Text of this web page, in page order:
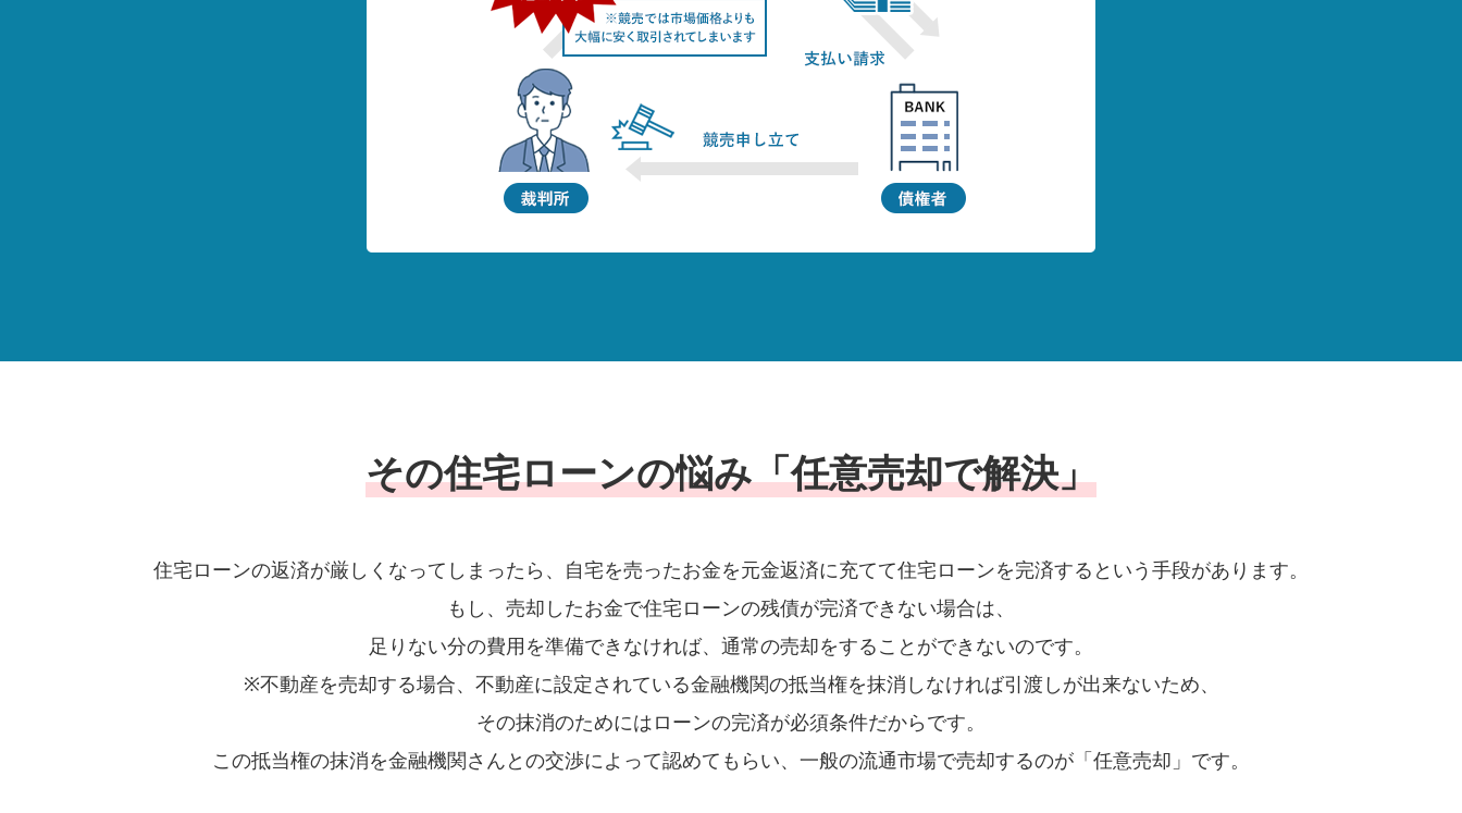
その住宅ローンの悩み「任意売却で解決」
住宅ローンの返済が厳しくなってしまったら、自宅を売ったお金を元金返済に充てて住宅ローンを完済するという手段があります。
もし、売却したお金で住宅ローンの残債が完済できない場合は、
足りない分の費用を準備できなければ、通常の売却をすることができないのです。
※不動産を売却する場合、不動産に設定されている金融機関の抵当権を抹消しなければ引渡しが出来ないため、
その抹消のためにはローンの完済が必須条件だからです。
この抵当権の抹消を金融機関さんとの交渉によって認めてもらい、一般の流通市場で売却するのが「任意売却」です。